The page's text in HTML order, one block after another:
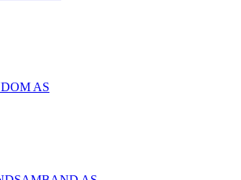
AS